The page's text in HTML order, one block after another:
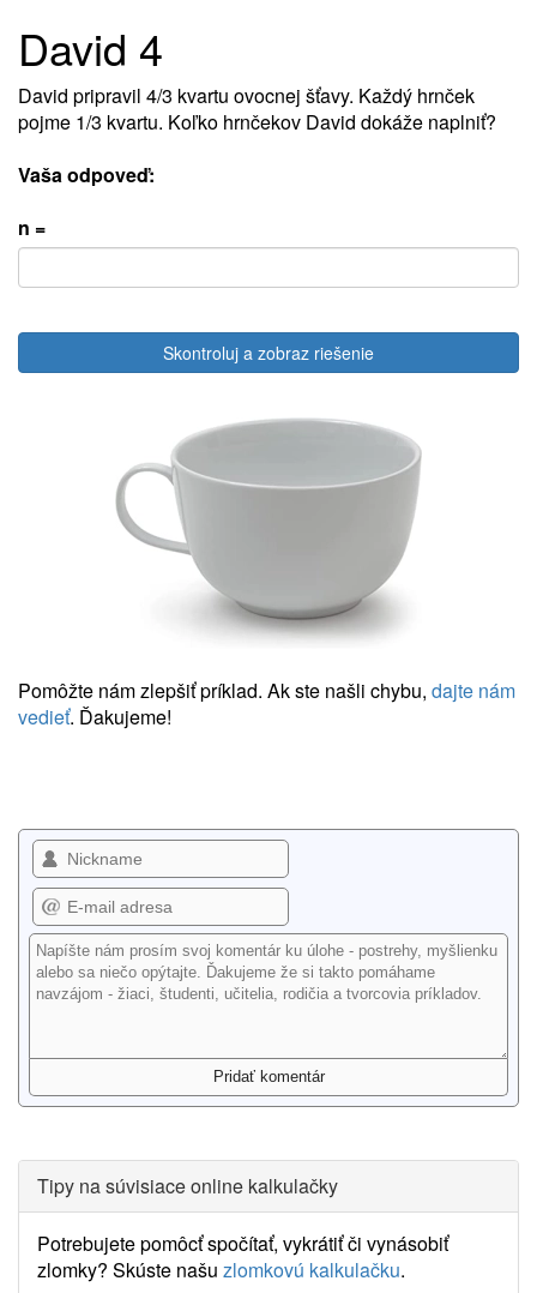
David 4
David pripravil 4/3 kvartu ovocnej šťavy. Každý hrnček
pojme 1/3 kvartu. Koľko hrnčekov David dokáže naplniť?
Vaša odpoveď:
n =
Skontroluj a zobraz riešenie
Pomôžte nám zlepšiť príklad. Ak ste našli chybu, dajte nám
vedieť. Ďakujeme!
Tipy na súvisiace online kalkulačky
Potrebujete pomôcť spočítať, vykrátiť či vynásobiť
zlomky? Skúste našu zlomkovú kalkulačku.